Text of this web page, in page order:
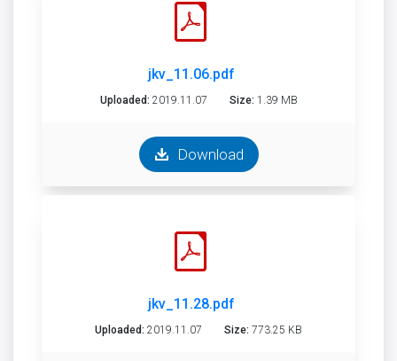
jkv_11.06.pdf
Uploaded: 2019.11.07 Size: 1.39 MB
Download
jkv_11.28.pdf
Uploaded: 2019.11.07 Size: 773.25 KB